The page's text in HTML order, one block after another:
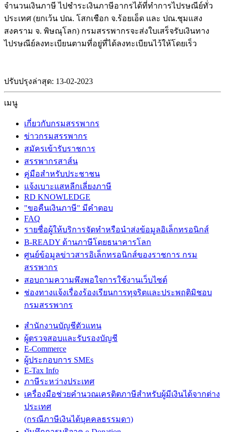
จำนวนเงินภาษี ไปชำระเงินภาษีอากรได้ที่ทำการไปรษณีย์ทั่ว
ประเทศ (ยกเว้น ปณ. โสกเชือก จ.ร้อยเอ็ด และ ปณ.ชุมแสง
สงคราม จ. พิษณุโลก) กรมสรรพากรจะส่งใบเสร็จรับเงินทาง
ไปรษณีย์ลงทะเบียนตามที่อยู่ที่ได้ลงทะเบียนไว้ให้โดยเร็ว
ปรับปรุงล่าสุด: 13-02-2023
เมนู
เกี่ยวกับกรมสรรพากร
ข่าวกรมสรรพากร
สมัครเข้ารับราชการ
สรรพากรสาส์น
คู่มือสำหรับประชาชน
แจ้งเบาะแสหลีกเลี่ยงภาษี
RD KNOWLEDGE
"ขอคืนเงินภาษี" มีคำตอบ
FAQ
รายชื่อผู้ให้บริการจัดทำหรือนำส่งข้อมูลอิเล็กทรอนิกส์
B-READY ด้านภาษีโดยธนาคารโลก
ศูนย์ข้อมูลข่าวสารอิเล็กทรอนิกส์ของราชการ กรม
สรรพากร
สอบถามความพึงพอใจการใช้งานเว็บไซต์
ช่องทางแจ้งเรื่องร้องเรียนการทุจริตและประพฤติมิชอบ
กรมสรรพากร
สำนักงานบัญชีตัวแทน
ผู้ตรวจสอบและรับรองบัญชี
E-Commerce
ผู้ประกอบการ SMEs
E-Tax Info
ภาษีระหว่างประเทศ
เครื่องมือช่วยคำนวณเครดิตภาษีสำหรับผู้มีเงินได้จากต่าง
ประเทศ
(กรณีภาษีเงินได้บุคคลธรรมดา)